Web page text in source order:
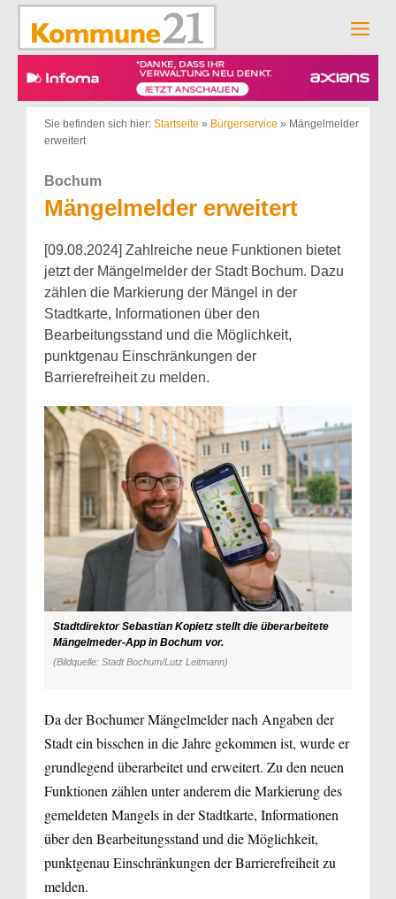
Zum
springen
Sie befinden sich hier: Startseite » Bürgerservice » Mängelmelder
erweitert
Bochum
Mängelmelder erweitert
[09.08.2024] Zahlreiche neue Funktionen bietet
jetzt der Mängelmelder der Stadt Bochum. Dazu
zählen die Markierung der Mängel in der
Stadtkarte, Informationen über den
Bearbeitungsstand und die Möglichkeit,
punktgenau Einschränkungen der
Barrierefreiheit zu melden.
Stadtdirektor Sebastian Kopietz stellt die überarbeitete
Mängelmeder-App in Bochum vor.
(Bildquelle: Stadt Bochum/Lutz Leitmann)
Da der Bochumer Mängelmelder nach Angaben der
Stadt ein bisschen in die Jahre gekommen ist, wurde er
grundlegend überarbeitet und erweitert. Zu den neuen
Funktionen zählen unter anderem die Markierung des
gemeldeten Mangels in der Stadtkarte, Informationen
über den Bearbeitungsstand und die Möglichkeit,
punktgenau Einschränkungen der Barrierefreiheit zu
melden.